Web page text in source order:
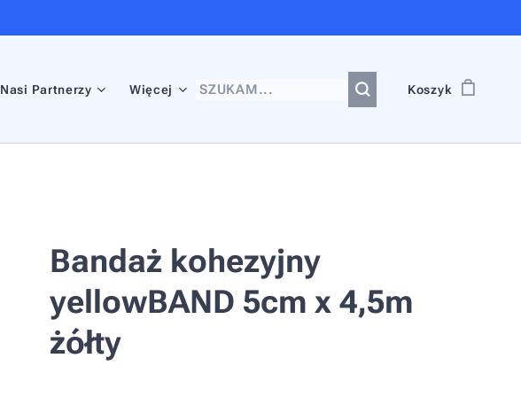
Nasi Partnerzy Więcej Koszyk
Bandaż kohezyjny
yellowBAND 5cm x 4,5m
żółty